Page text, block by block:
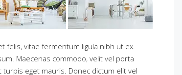
felis, vitae fermentum ligula nibh ut ex.
Maecenas commodo, velit vel porta
eget mauris. Donec dictum elit vel